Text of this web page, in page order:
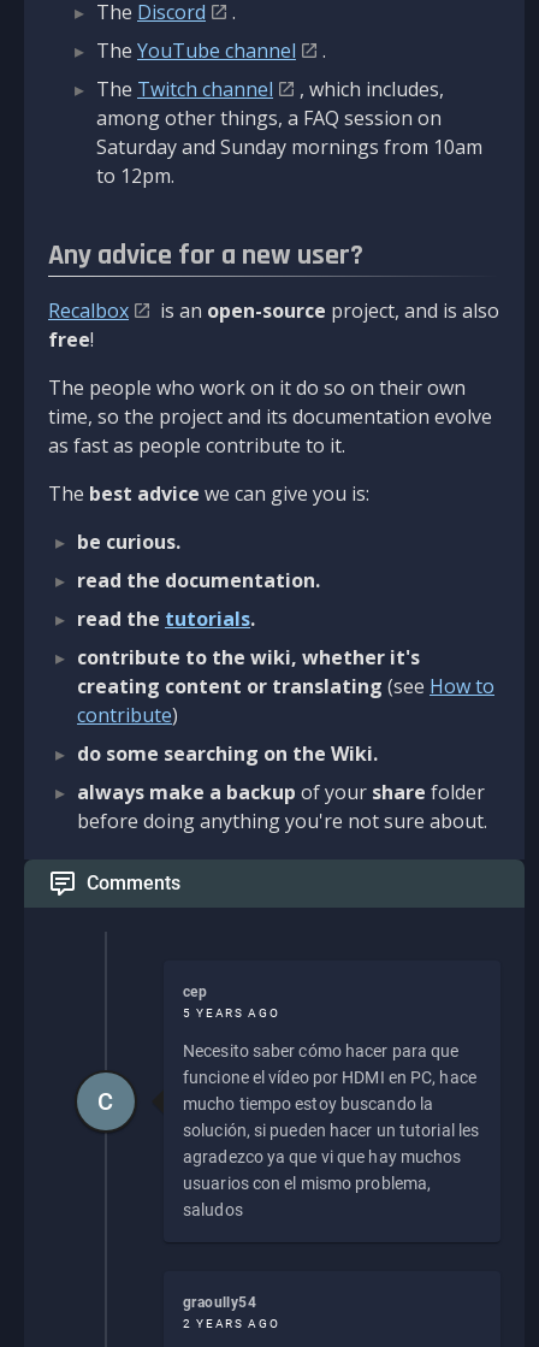
The Discord
.
The YouTube channel
.
The Twitch channel
, which includes,
among other things, a FAQ session on
Saturday and Sunday mornings from 10am
to 12pm.
Any advice for a new user?
Recalbox is an open-source project, and is also
free!
The people who work on it do so on their own
time, so the project and its documentation evolve
as fast as people contribute to it.
The best advice we can give you is:
be curious.
read the documentation.
read the tutorials.
contribute to the wiki, whether it's
creating content or translating (see How to
contribute)
do some searching on the Wiki.
always make a backup of your share folder
before doing anything you're not sure about.
Comments
cep
5 YEARS AGO
Necesito saber cómo hacer para que
funcione el vídeo por HDMI en PC, hace
mucho tiempo estoy buscando la
solución, si pueden hacer un tutorial les
agradezco ya que vi que hay muchos
usuarios con el mismo problema,
saludos
C
graoully54
2 YEARS AGO